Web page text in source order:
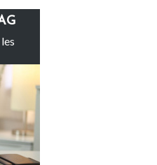
rachète Eden Tour